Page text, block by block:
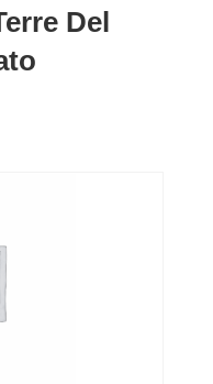
Del